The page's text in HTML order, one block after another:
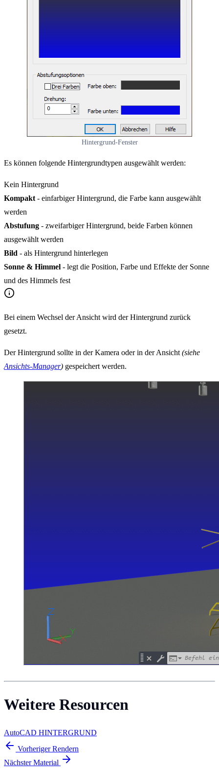
Hintergrund-Fenster
Es können folgende Hintergrundtypen ausgewählt werden:
Kein Hintergrund
Kompakt - einfarbiger Hintergrund, die Farbe kann ausgewählt
werden
Abstufung - zweifarbiger Hintergrund, beide Farben können
ausgewählt werden
Bild - als Hintergrund hinterlegen
Sonne & Himmel - legt die Position, Farbe und Effekte der Sonne
und des Himmels fest
Bei einem Wechsel der Ansicht wird der Hintergrund zurück
gesetzt.
Der Hintergrund sollte in der Kamera oder in der Ansicht (siehe
Ansichts-Manager) gespeichert werden.
Weitere Resourcen
AutoCAD HINTERGRUND
Vorheriger Rendern
Nächster Material